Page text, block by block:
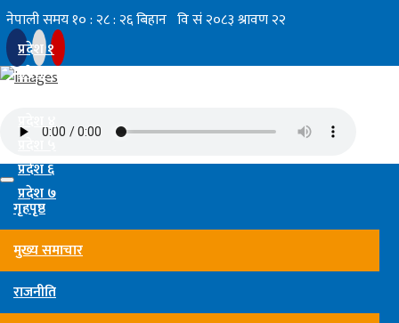
गृहपृष्ठ
मुख्य समाचार
राजनीति
प्रदेश १
प्रदेश २
प्रदेश ४
प्रदेश ६
प्रदेश ७